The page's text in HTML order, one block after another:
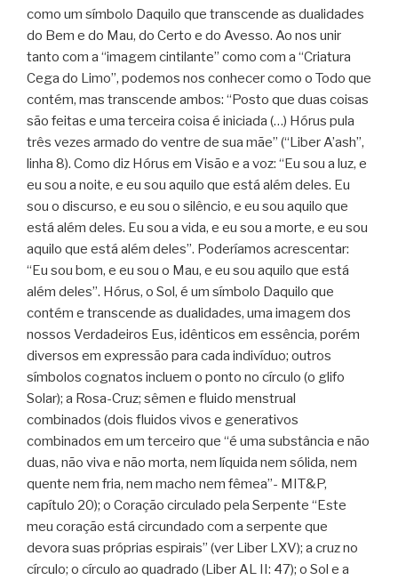
como um símbolo Daquilo que transcende as dualidades
do Bem e do Mau, do Certo e do Avesso. Ao nos unir
tanto com a “imagem cintilante” como com a “Criatura
Cega do Limo”, podemos nos conhecer como o Todo que
contém, mas transcende ambos: “Posto que duas coisas
são feitas e uma terceira coisa é iniciada (…) Hórus pula
três vezes armado do ventre de sua mãe” (“Liber A’ash”,
linha 8). Como diz Hórus em Visão e a voz: “Eu sou a luz, e
eu sou a noite, e eu sou aquilo que está além deles. Eu
sou o discurso, e eu sou o silêncio, e eu sou aquilo que
está além deles. Eu sou a vida, e eu sou a morte, e eu sou
aquilo que está além deles”. Poderíamos acrescentar:
“Eu sou bom, e eu sou o Mau, e eu sou aquilo que está
além deles”. Hórus, o Sol, é um símbolo Daquilo que
contém e transcende as dualidades, uma imagem dos
nossos Verdadeiros Eus, idênticos em essência, porém
diversos em expressão para cada indivíduo; outros
símbolos cognatos incluem o ponto no círculo (o glifo
Solar); a Rosa-Cruz; sêmen e fluido menstrual
combinados (dois fluidos vivos e generativos
combinados em um terceiro que “é uma substância e não
duas, não viva e não morta, nem líquida nem sólida, nem
quente nem fria, nem macho nem fêmea”- MIT&P,
capítulo 20); o Coração circulado pela Serpente “Este
meu coração está circundado com a serpente que
devora suas próprias espirais” (ver Liber LXV); a cruz no
círculo; o círculo ao quadrado (Liber AL II: 47); o Sol e a